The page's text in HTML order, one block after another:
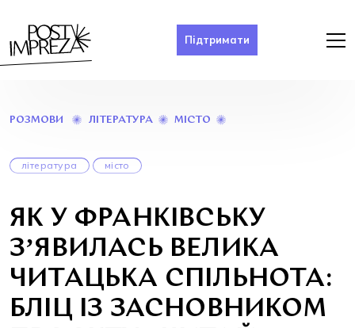
Підтримати
РОЗМОВИ ЛІТЕРАТУРА МІСТО
СПІЛЬНОТА:
БЛІЦ
ІЗ
ЗАСНОВНИКОМ
ПРОЄКТУ
«ЧИТАЙ»
література місто
ЯК У ФРАНКІВСЬКУ
ЗʼЯВИЛАСЬ ВЕЛИКА
ЧИТАЦЬКА СПІЛЬНОТА:
БЛІЦ ІЗ ЗАСНОВНИКОМ